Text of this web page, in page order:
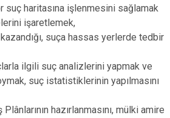
suç haritasına işlenmesini sağlamak
işaretlemek,
suça hassas yerlerde tedbir
ilgili suç analizlerini yapmak ve
suç istatistiklerinin yapılmasını
hazırlanmasını, mülki amire